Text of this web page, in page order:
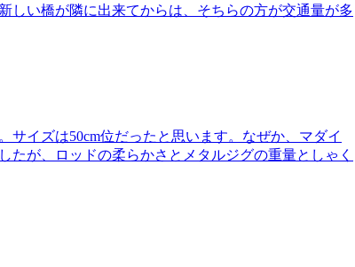
しい橋が隣に出来てからは、そちらの方が交通量が多
イズは50cm位だったと思います。なぜか、マダイ
が、ロッドの柔らかさとメタルジグの重量としゃく